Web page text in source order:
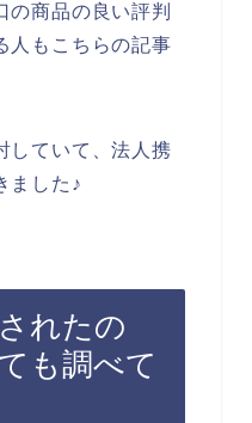
の商品の良い評判
人もこちらの記事
していて、法人携
ました♪
れたの
も調べて